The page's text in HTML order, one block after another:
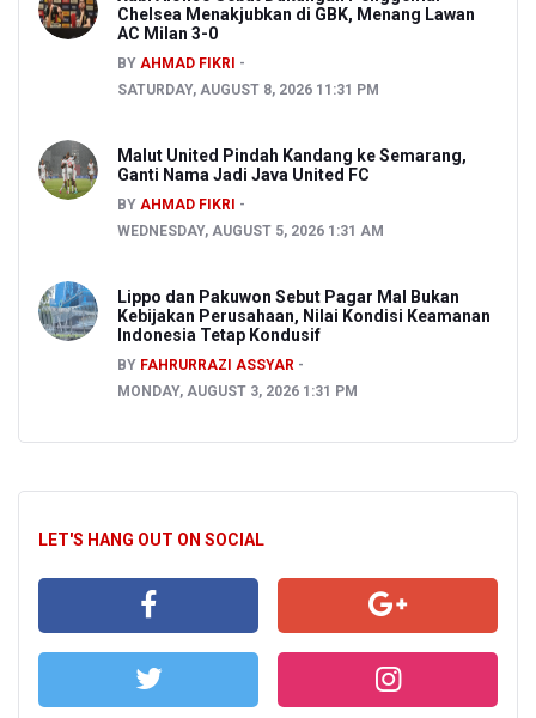
Chelsea Menakjubkan di GBK, Menang Lawan
AC Milan 3-0
BY AHMAD FIKRI
SATURDAY, AUGUST 8, 2026 11:31 PM
Malut United Pindah Kandang ke Semarang,
Ganti Nama Jadi Java United FC
BY AHMAD FIKRI
WEDNESDAY, AUGUST 5, 2026 1:31 AM
Lippo dan Pakuwon Sebut Pagar Mal Bukan
Kebijakan Perusahaan, Nilai Kondisi Keamanan
Indonesia Tetap Kondusif
BY FAHRURRAZI ASSYAR
MONDAY, AUGUST 3, 2026 1:31 PM
LET'S HANG OUT ON SOCIAL